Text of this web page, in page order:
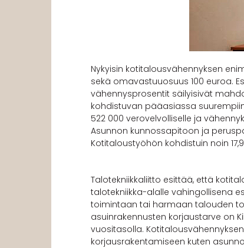
Nykyisin kotitalousvähennyksen
sekä omavastuuosuus 100 euroa.
vähennysprosentit säilyisivät
kohdistuvan pääasiassa
522 000 verovelvolliselle ja
Asunnon kunnossapitoon ja
Kotitaloustyöhön kohdistuin noin
Talotekniikkaliitto esittää, että
talotekniikka-alalle vahingollisena
toimintaan tai harmaan talouden
asuinrakennusten korjaustarve on
vuositasolla.
korjausrakentamiseen kuten